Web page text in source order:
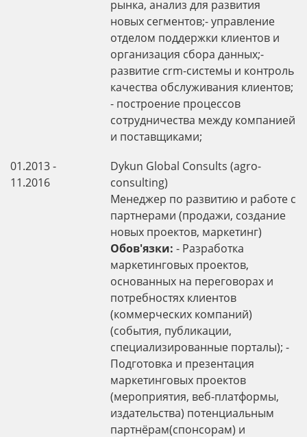
рынка, анализ для развития
новых сегментов;- управление
отделом поддержки клиентов и
организация сбора данных;-
развитие crm-системы и контроль
качества обслуживания клиентов;
- построение процессов
сотрудничества между компанией
и поставщиками;
01.2013 -
11.2016
Dykun Global Consults (agro-
consulting)
Менеджер по развитию и работе с
партнерами (продажи, создание
новых проектов, маркетинг)
Обов'язки: - Разработка
маркетинговых проектов,
основанных на переговорах и
потребностях клиентов
(коммерческих компаний)
(события, публикации,
специализированные порталы); -
Подготовка и презентация
маркетинговых проектов
(мероприятия, веб-платформы,
издательства) потенциальным
партнёрам(спонсорам) и